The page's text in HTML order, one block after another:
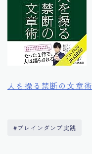
人を操る禁断の文章術
#ブレインダンプ実践